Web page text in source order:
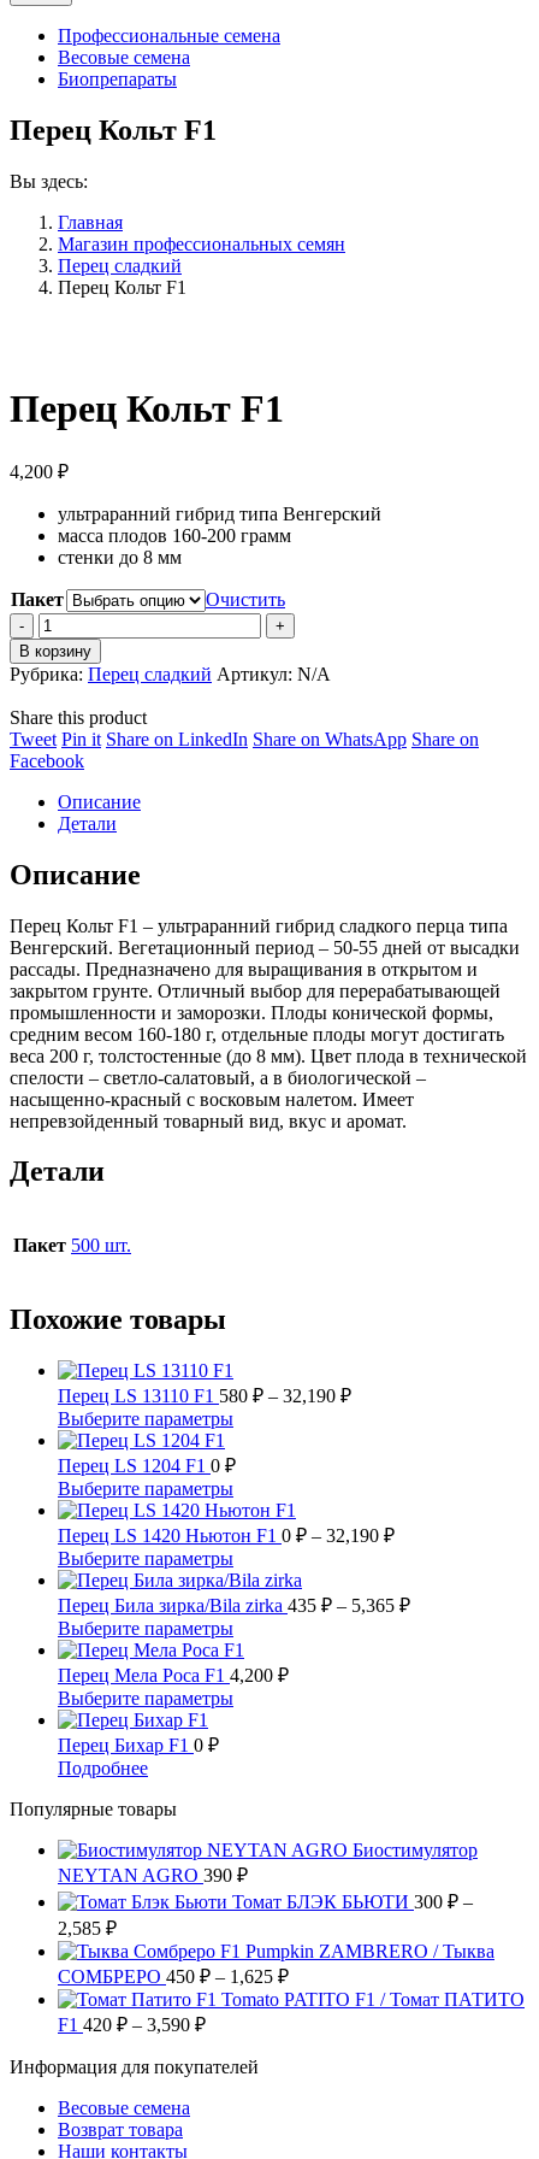
Профессиональные семена
Весовые семена
Биопрепараты
Перец Кольт F1
Вы здесь:
Главная
Магазин профессиональных семян
Перец сладкий
Перец Кольт F1
Перец Кольт F1
4,200 ₽
ультраранний гибрид типа Венгерский
масса плодов 160-200 грамм
стенки до 8 мм
Пакет
Очистить
Перец
Кольт
F1
quantity
В корзину
Рубрика: Перец сладкий Артикул: N/A
Share this product
TweetShare
on
Pin itShare
Share on LinkedIn Share
Share on WhatsAppShare
Share on
FacebookShare
Facebook
Описание
Детали
Описание
Перец Кольт F1 – ультраранний гибрид сладкого перца типа
Венгерский. Вегетационный период – 50-55 дней от высадки
рассады. Предназначено для выращивания в открытом и
закрытом грунте. Отличный выбор для перерабатывающей
промышленности и заморозки. Плоды конической формы,
средним весом 160-180 г, отдельные плоды могут достигать
веса 200 г, толстостенные (до 8 мм). Цвет плода в технической
спелости – светло-салатовый, а в биологической –
насыщенно-красный с восковым налетом. Имеет
непревзойденный товарный вид, вкус и аромат.
Детали
Пакет 500 шт.
Похожие товары
Перец LS 13110 F1 580 ₽ – 32,190 ₽Диапазон
Выберите параметрыЭтот
имеет
несколько
вариаций.
Опции
можно
выбрать
на
странице
товара.
Перец LS 1204 F1 0 ₽
Выберите параметрыЭтот
товар
имеет
несколько
вариаций.
Опции
можно
выбрать
на
странице
товара.
Перец LS 1420 Ньютон F1 0 ₽ – 32,190 ₽Диапазон
–
Выберите параметрыЭтот
товар
имеет
несколько
вариаций.
Опции
можно
выбрать
Перец Била зирка/Bila zirka 435 ₽ – 5,365 ₽Диапазон
Выберите параметрыЭтот
товар
имеет
несколько
вариаций.
товара.
Перец Мела Роса F1 4,200 ₽
Выберите параметрыЭтот
выбрать
на
странице
товара.
Перец Бихар F1 0 ₽
ПодробнееЭтот
имеет
вариаций.
Опции
можно
странице
товара.
Популярные товары
Биостимулятор
NEYTAN AGRO 390 ₽
Томат БЛЭК БЬЮТИ 300 ₽ –
2,585 ₽Диапазон
цен:
300 ₽
–
2,585 ₽
Pumpkin ZAMBRERO / Тыква
СОМБРЕРО 450 ₽ – 1,625 ₽Диапазон
цен:
Tomato PATITO F1 / Томат ПАТИТО
F1 420 ₽ – 3,590 ₽Диапазон
420 ₽
Информация для покупателей
Весовые семена
Возврат товара
Наши контакты